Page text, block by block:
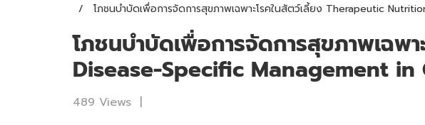
โภชนบำบัดเพื่อการจัดการสุขภาพเฉพาะโรคในสัตว์เลี้ยง Therapeutic
โภชนบำบัดเพื่อการจัดการสุขภาพเฉ
Disease-Specific Management
489 Views |